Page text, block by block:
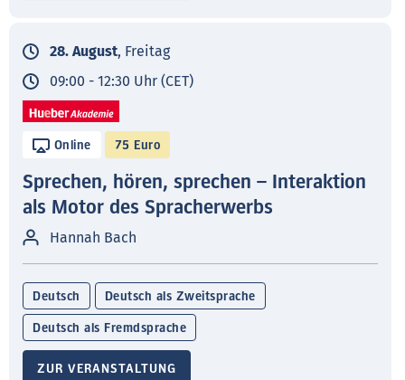
28. August, Freitag
09:00 - 12:30 Uhr (CET)
Online 75 Euro
Sprechen, hören, sprechen – Interaktion
als Motor des Spracherwerbs
Hannah Bach
Deutsch Deutsch als Zweitsprache
Deutsch als Fremdsprache
ZUR VERANSTALTUNG